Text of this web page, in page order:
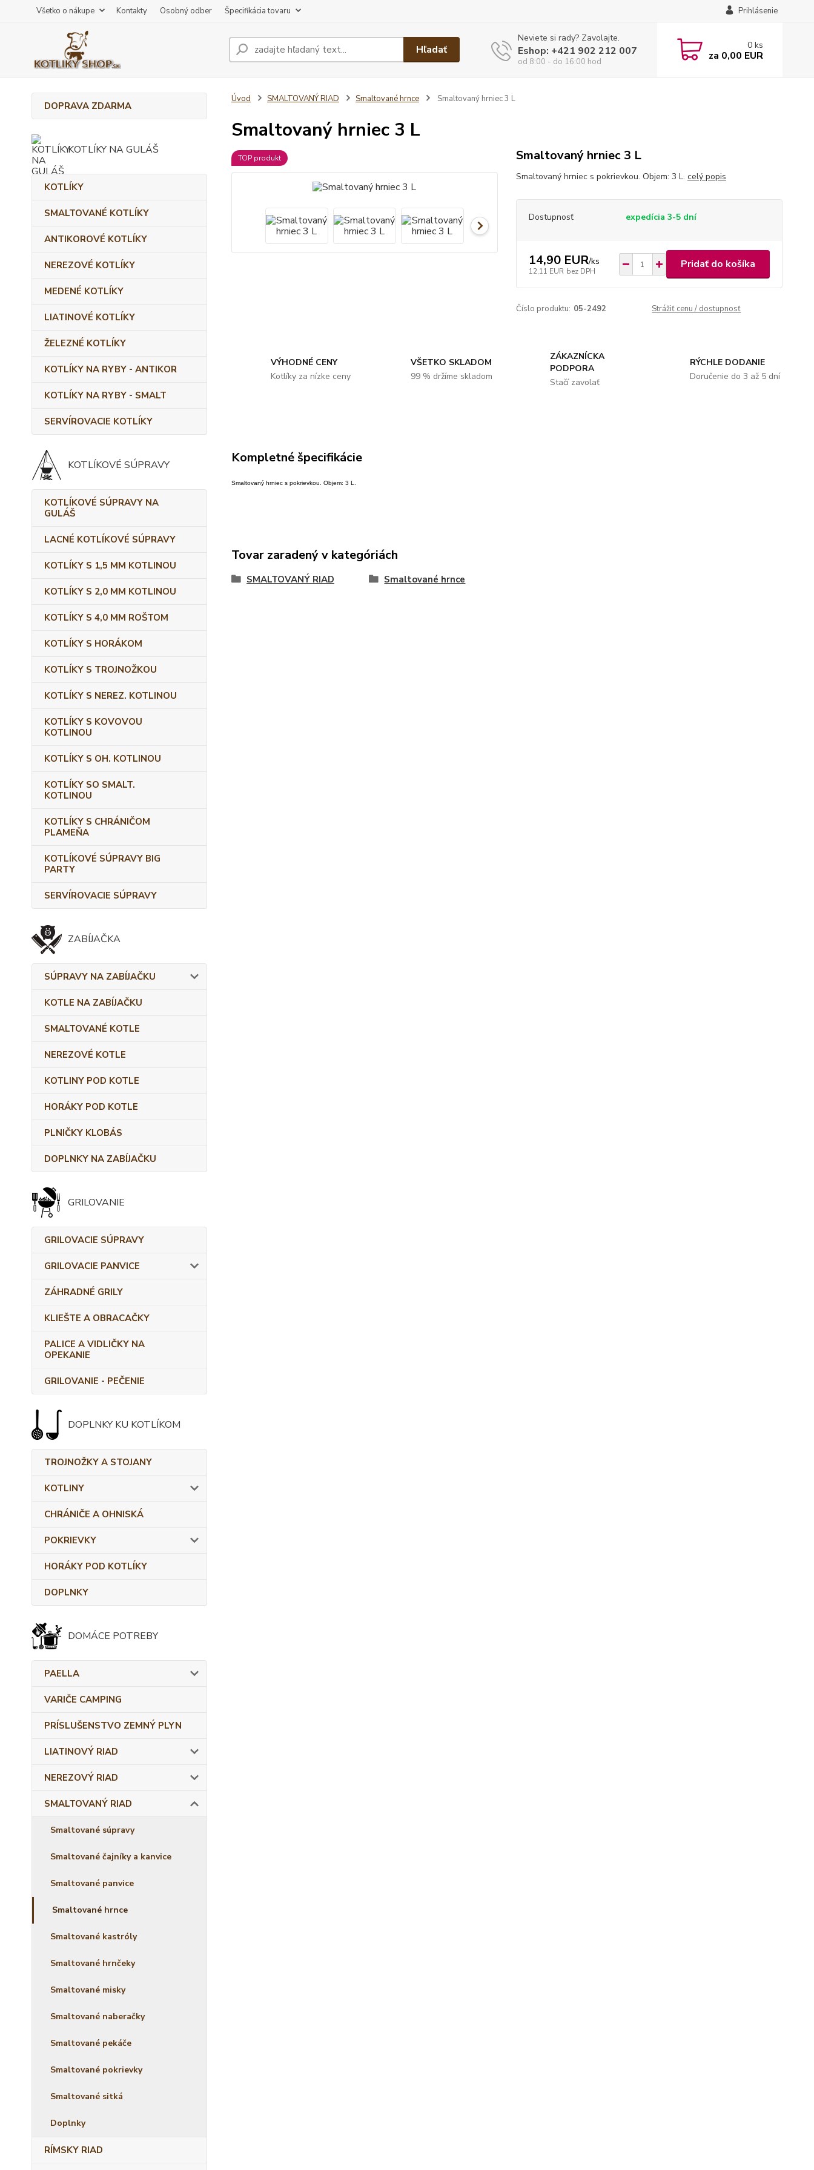
Všetko o nákupe Kontakty Osobný odber Špecifikácia tovaru Prihlásenie
Hľadať
Neviete si rady? Zavolajte.
Eshop: +421 902 212 007
od 8:00 - do 16:00 hod
0 ks
za 0,00 EUR
DOPRAVA ZDARMA
KOTLÍKY NA GULÁŠ
KOTLÍKY
SMALTOVANÉ KOTLÍKY
ANTIKOROVÉ KOTLÍKY
NEREZOVÉ KOTLÍKY
MEDENÉ KOTLÍKY
LIATINOVÉ KOTLÍKY
ŽELEZNÉ KOTLÍKY
KOTLÍKY NA RYBY - ANTIKOR
KOTLÍKY NA RYBY - SMALT
SERVÍROVACIE KOTLÍKY
KOTLÍKOVÉ SÚPRAVY
KOTLÍKOVÉ SÚPRAVY NA
GULÁŠ
LACNÉ KOTLÍKOVÉ SÚPRAVY
KOTLÍKY S 1,5 MM KOTLINOU
KOTLÍKY S 2,0 MM KOTLINOU
KOTLÍKY S 4,0 MM ROŠTOM
KOTLÍKY S HORÁKOM
KOTLÍKY S TROJNOŽKOU
KOTLÍKY S NEREZ. KOTLINOU
KOTLÍKY S KOVOVOU
KOTLINOU
KOTLÍKY S OH. KOTLINOU
KOTLÍKY SO SMALT.
KOTLINOU
KOTLÍKY S CHRÁNIČOM
PLAMEŇA
KOTLÍKOVÉ SÚPRAVY BIG
PARTY
SERVÍROVACIE SÚPRAVY
ZABÍJAČKA
SÚPRAVY NA ZABÍJAČKU
KOTLE NA ZABÍJAČKU
SMALTOVANÉ KOTLE
NEREZOVÉ KOTLE
KOTLINY POD KOTLE
HORÁKY POD KOTLE
PLNIČKY KLOBÁS
DOPLNKY NA ZABÍJAČKU
GRILOVANIE
GRILOVACIE SÚPRAVY
GRILOVACIE PANVICE
ZÁHRADNÉ GRILY
KLIEŠTE A OBRACAČKY
PALICE A VIDLIČKY NA
OPEKANIE
GRILOVANIE - PEČENIE
DOPLNKY KU KOTLÍKOM
TROJNOŽKY A STOJANY
KOTLINY
CHRÁNIČE A OHNISKÁ
POKRIEVKY
HORÁKY POD KOTLÍKY
DOPLNKY
DOMÁCE POTREBY
PAELLA
VARIČE CAMPING
PRÍSLUŠENSTVO ZEMNÝ PLYN
LIATINOVÝ RIAD
NEREZOVÝ RIAD
SMALTOVANÝ RIAD
Smaltované súpravy
Smaltované čajníky a kanvice
Smaltované panvice
Smaltované hrnce
Smaltované kastróly
Smaltované hrnčeky
Smaltované misky
Smaltované naberačky
Smaltované pekáče
Smaltované pokrievky
Smaltované sitká
Doplnky
RÍMSKY RIAD
Úvod SMALTOVANÝ RIAD Smaltované hrnce Smaltovaný hrniec 3 L
Smaltovaný hrniec 3 L
TOP produkt Smaltovaný hrniec 3 L
Smaltovaný hrniec s pokrievkou. Objem: 3 L. celý popis
Dostupnosť expedícia 3-5 dní
14,90 EUR/ks
12,11 EUR bez DPH
Pridať do košíka
Číslo produktu: 05-2492 Strážiť cenu / dostupnosť
VÝHODNÉ CENY
Kotlíky za nízke ceny
VŠETKO SKLADOM
99 % držíme skladom
ZÁKAZNÍCKA
PODPORA
Stačí zavolať
RÝCHLE DODANIE
Doručenie do 3 až 5 dní
Kompletné špecifikácie
Smaltovaný hrniec s pokrievkou. Objem: 3 L.
Tovar zaradený v kategóriách
SMALTOVANÝ RIAD Smaltované hrnce